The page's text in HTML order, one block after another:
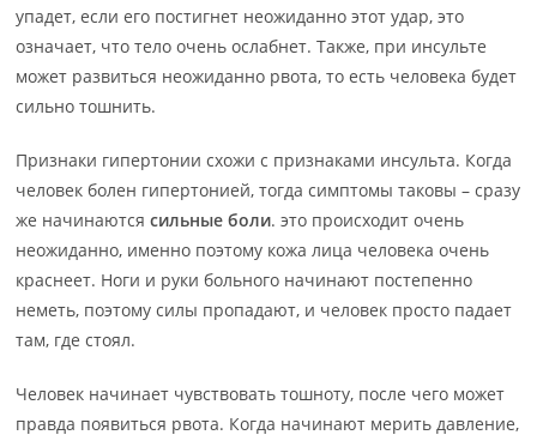
упадет, если его постигнет неожиданно этот удар, это
означает, что тело очень ослабнет. Также, при инсульте
может развиться неожиданно рвота, то есть человека будет
сильно тошнить.
Признаки гипертонии схожи с признаками инсульта. Когда
человек болен гипертонией, тогда симптомы таковы – сразу
же начинаютсясильные боли. это происходит очень
неожиданно, именно поэтому кожа лица человека очень
краснеет. Ноги и руки больного начинают постепенно
неметь, поэтому силы пропадают, и человек просто падает
там, где стоял.
Человек начинает чувствовать тошноту, после чего может
правда появиться рвота. Когда начинают мерить давление,